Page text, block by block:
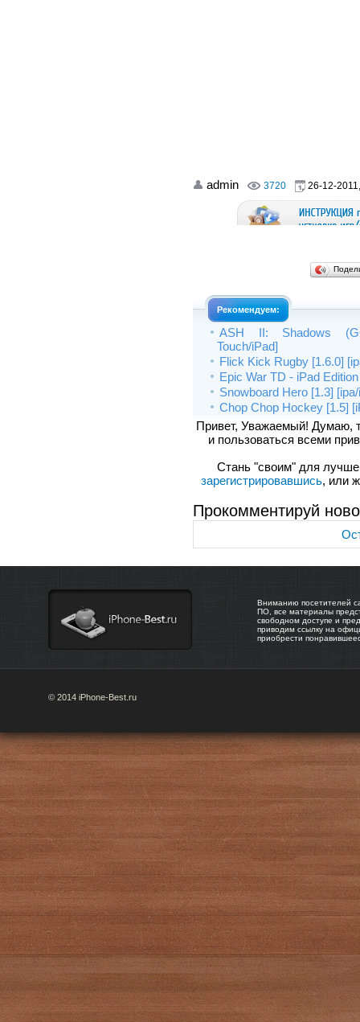
admin 3720 26-12-
Рекомендуем:
ASH II: Shadows
Touch/iPad]
Flick Kick Rugby [1.6.0]
Epic War TD - iPad
Snowboard Hero [1.3]
Chop Chop Hockey [1.5]
Привет, Уважаемый! Думаю,
и пользоваться всеми
Стань "своим" для
зарегистрировавшись, или
Прокомментируй
Вниманию посетителей
ПО, все материалы
свободном доступе и
приводим ссылку на
приобрести
© 2014 iPhone-Best.ru